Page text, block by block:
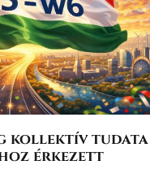
kollektív tudata
érkezett